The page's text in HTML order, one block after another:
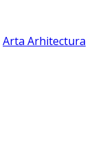
Arta Arhitectura